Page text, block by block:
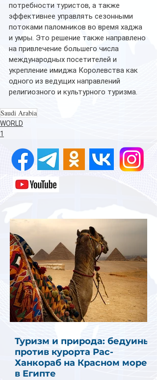
потребности туристов, а также
эффективнее управлять сезонными
потоками паломников во время хаджа
и умры. Это решение также направлено
на привлечение большего числа
международных посетителей и
укрепление имиджа Королевства как
одного из ведущих направлений
религиозного и культурного туризма.
Saudi Arabia
WORLD
1
Туризм и природа: бедуины
против курорта Рас-
Ханкораб на Красном море
в Египте